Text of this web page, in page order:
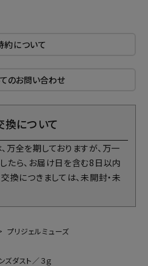
約について
のお問い合わせ
換について
万全を期しておりますが、万一
たら、お届け日を含む8日以内
換につきましては、未開封・未
プリジェルミューズ
ズダスト／３ｇ